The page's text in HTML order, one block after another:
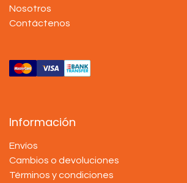
Nosotros
Contáctenos
Información
Envíos
Cambios o devoluciones
Términos y condiciones